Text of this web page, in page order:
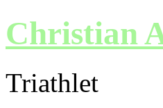
Christian
Triathlet